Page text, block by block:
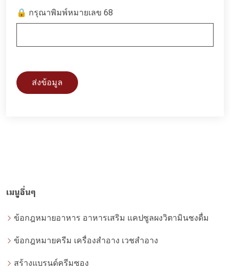
🔒 กรุณาพิมพ์หมายเลข 68
ส่งข้อมูล
เมนูอื่นๆ
ข้อกฎหมายอาหาร อาหารเสริม แคปซูลผงวิตามินชงดื่ม
ข้อกฎหมายครีม เครื่องสำอาง เวชสำอาง
สร้างแบรนด์ครีมซอง